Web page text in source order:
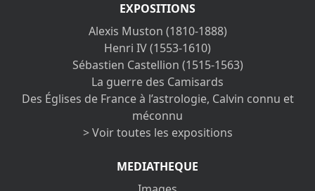
EXPOSITIONS
Alexis Muston (1810-1888)
Henri IV (1553-1610)
Sébastien Castellion (1515-1563)
La guerre des Camisards
Des Églises de France à l’astrologie, Calvin connu et
méconnu
> Voir toutes les expositions
MEDIATHEQUE